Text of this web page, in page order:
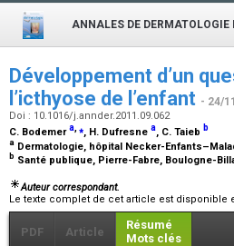
ANNALES DE DERMATOLOGIE
Développement d’un
l’icthyose de l’enfant - 24/
Doi : 10.1016/j.annder.2011.09.062
C. Bodemera ⁎, H. Dufresne a, C. Taieb b
a Dermatologie, hôpital Necker-
b Santé publique, Pierre-Fabre, Boulogne-
Auteur correspondant.
Le texte complet de cet article est disponible
PDF Article
Résumé
Mots clés